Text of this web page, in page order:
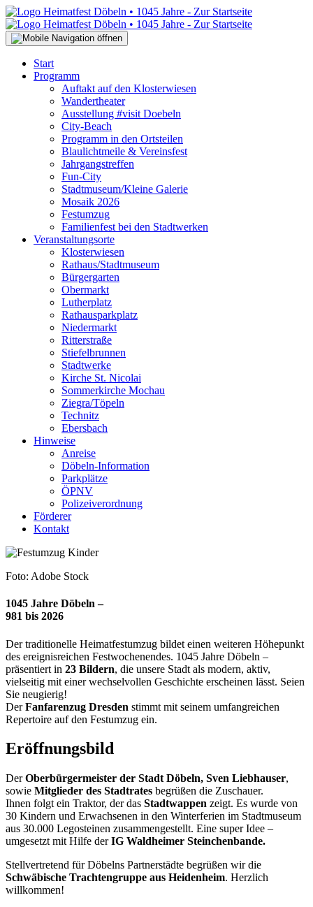
Start
Programm
Auftakt auf den Klosterwiesen
Wandertheater
Ausstellung #visit Doebeln
City-Beach
Programm in den Ortsteilen
Blaulichtmeile & Vereinsfest
Jahrgangstreffen
Fun-City
Stadtmuseum/Kleine Galerie
Mosaik 2026
Festumzug
Familienfest bei den Stadtwerken
Veranstaltungsorte
Klosterwiesen
Rathaus/Stadtmuseum
Bürgergarten
Obermarkt
Lutherplatz
Rathausparkplatz
Niedermarkt
Ritterstraße
Stiefelbrunnen
Stadtwerke
Kirche St. Nicolai
Sommerkirche Mochau
Ziegra/Töpeln
Technitz
Ebersbach
Hinweise
Anreise
Döbeln-Information
Parkplätze
ÖPNV
Polizeiverordnung
Förderer
Kontakt
Foto: Adobe Stock
1045 Jahre Döbeln –
981 bis 2026
Der traditionelle Heimatfestumzug bildet einen weiteren Höhepunkt
des ereignisreichen Festwochenendes. 1045 Jahre Döbeln –
präsentiert in 23 Bildern, die unsere Stadt als modern, aktiv,
vielseitig mit einer wechselvollen Geschichte erscheinen lässt. Seien
Sie neugierig!
DerFanfarenzug Dresden stimmt mit seinem umfangreichen
Repertoire auf den Festumzug ein.
Eröffnungsbild
DerOberbürgermeister der Stadt Döbeln, Sven Liebhauser,
sowie Mitglieder des Stadtrates begrüßen die Zuschauer.
Ihnen folgt ein Traktor, der das Stadtwappen zeigt. Es wurde von
30 Kindern und Erwachsenen in den Winterferien im Stadtmuseum
aus 30.000 Legosteinen zusammengestellt. Eine super Idee –
umgesetzt mit Hilfe derIG Waldheimer Steinchenbande.
Stellvertretend für Döbelns Partnerstädte begrüßen wir die
Schwäbische Trachtengruppe aus Heidenheim. Herzlich
willkommen!